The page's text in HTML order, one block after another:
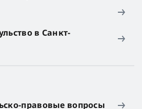
в Санкт-
правовые вопросы